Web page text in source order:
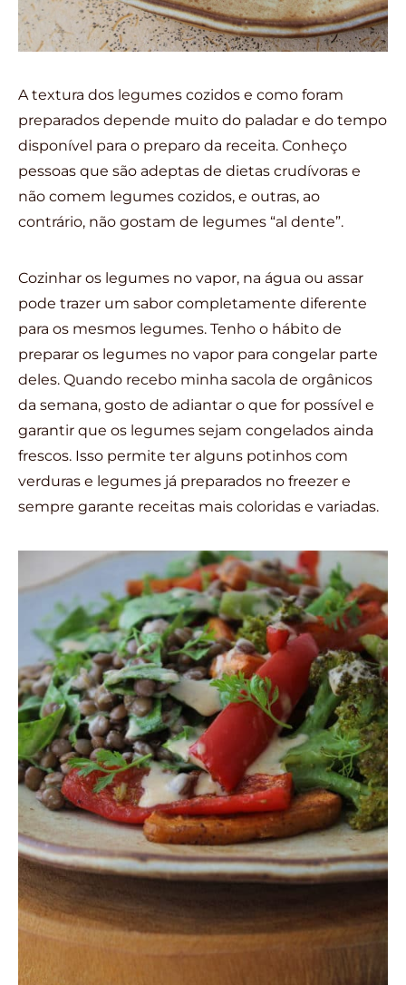
A textura dos legumes cozidos e como foram
preparados depende muito do paladar e do tempo
disponível para o preparo da receita. Conheço
pessoas que são adeptas de dietas crudívoras e
não comem legumes cozidos, e outras, ao
contrário, não gostam de legumes “al dente”.
Cozinhar os legumes no vapor, na água ou assar
pode trazer um sabor completamente diferente
para os mesmos legumes. Tenho o hábito de
preparar os legumes no vapor para congelar parte
deles. Quando recebo minha sacola de orgânicos
da semana, gosto de adiantar o que for possível e
garantir que os legumes sejam congelados ainda
frescos. Isso permite ter alguns potinhos com
verduras e legumes já preparados no freezer e
sempre garante receitas mais coloridas e variadas.